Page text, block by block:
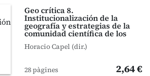
Geo crítica 8.
Institucionalización de la
geografía y estrategias de la
comunidad científica de los
Horacio Capel (dir.)
28 pàgines 2,64 €